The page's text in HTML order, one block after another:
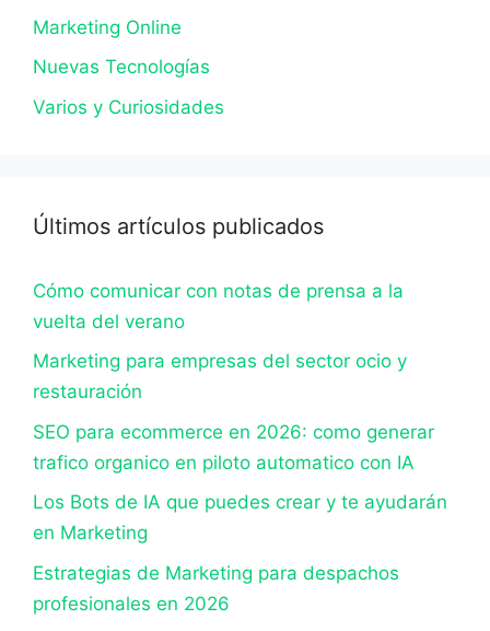
Marketing Online
Nuevas Tecnologías
Varios y Curiosidades
Últimos artículos publicados
Cómo comunicar con notas de prensa a la
vuelta del verano
Marketing para empresas del sector ocio y
restauración
SEO para ecommerce en 2026: como generar
trafico organico en piloto automatico con IA
Los Bots de IA que puedes crear y te ayudarán
en Marketing
Estrategias de Marketing para despachos
profesionales en 2026